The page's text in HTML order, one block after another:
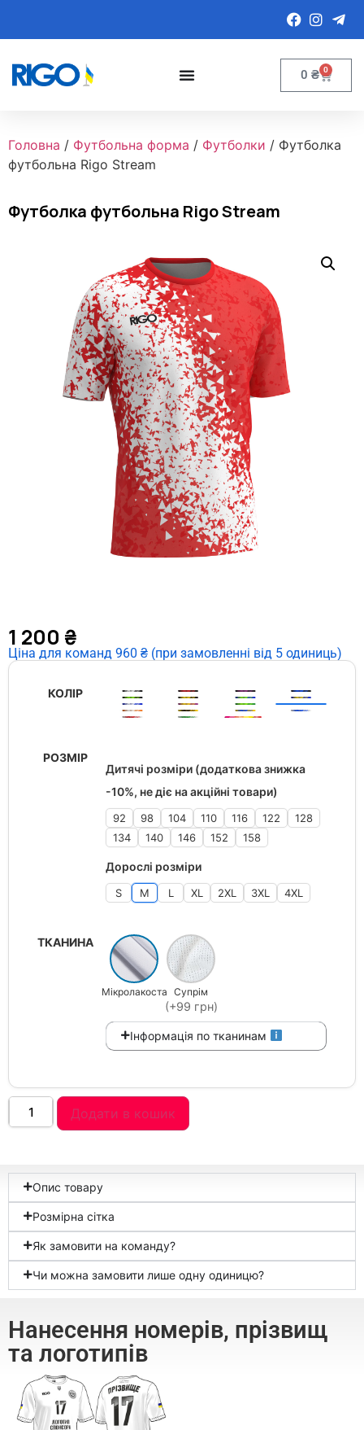
0 ₴ 0
Головна / Футбольна форма / Футболки / Футболка
футбольна Rigo Stream
Футболка футбольна Rigo Stream
1 200 ₴
Ціна для команд 960 ₴ (при замовленні від 5 одиниць)
КОЛІР
РОЗМІР
Дитячі розміри (додаткова знижка
-10%, не діє на акційні товари)
92 98 104 110 116 122
128
134
140 146 152 158
Дорослі розміри
S M L XL 2XL 3XL 4XL
ТКАНИНА
Мікролакоста Супрім
(+99 грн)
Інформація по тканинам
Додати в кошик
Опис товару
Розмірна сітка
Як замовити на команду?
Чи можна замовити лише одну одиницю?
Нанесення номерів, прізвищ
та логотипів